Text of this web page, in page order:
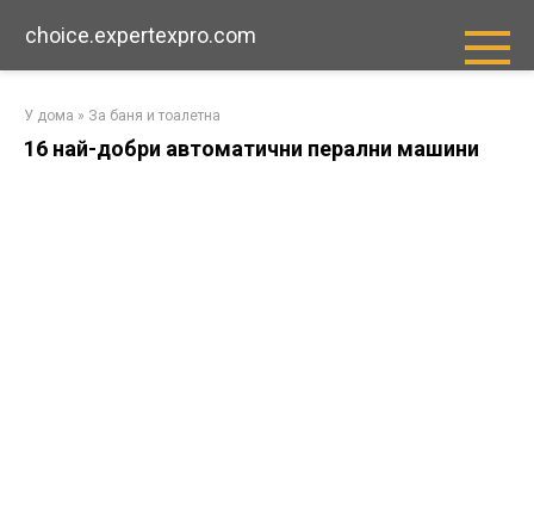
къмchoice.expertexpro.com
У дома » За баня и тоалетна
16 най-добри автоматични перални машини